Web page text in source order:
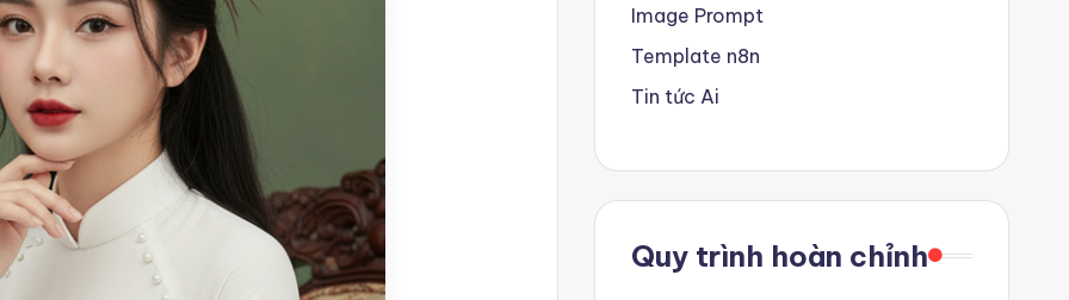
Image Prompt
Template n8n
Tin tức Ai
Quy trình hoàn chỉnh